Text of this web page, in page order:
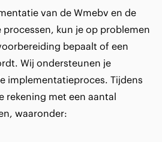
van de Wmebv en de
kun je op problemen
bepaalt of een
Wij ondersteunen je
implementatieproces. Tijdens
rekening met een aantal
waaronder: